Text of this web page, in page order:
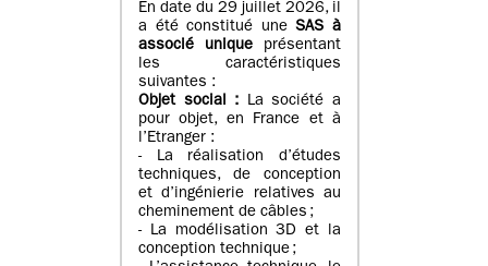
En date du 29 juillet 2026, il
a été constitué uneSAS à
associé unique présentant
les caractéristiques
suivantes :
Objet social : La société a
pour objet, en France et à
l’Etranger :
- La réalisation d’études
techniques, de conception
et d’ingénierie relatives au
cheminement de câbles ;
- La modélisation 3D et la
conception technique ;